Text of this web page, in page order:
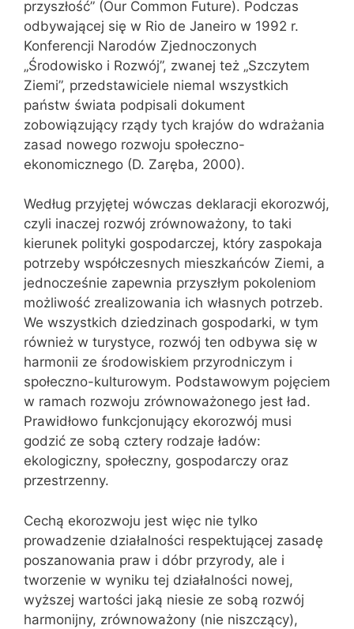
przyszłość” (Our Common Future). Podczas
odbywającej się w Rio de Janeiro w 1992 r.
Konferencji Narodów Zjednoczonych
„Środowisko i Rozwój”, zwanej też „Szczytem
Ziemi”, przedstawiciele niemal wszystkich
państw świata podpisali dokument
zobowiązujący rządy tych krajów do wdrażania
zasad nowego rozwoju społeczno-
ekonomicznego (D. Zaręba, 2000).
Według przyjętej wówczas deklaracji ekorozwój,
czyli inaczej rozwój zrównoważony, to taki
kierunek polityki gospodarczej, który zaspokaja
potrzeby współczesnych mieszkańców Ziemi, a
jednocześnie zapewnia przyszłym pokoleniom
możliwość zrealizowania ich własnych potrzeb.
We wszystkich dziedzinach gospodarki, w tym
również w turystyce, rozwój ten odbywa się w
harmonii ze środowiskiem przyrodniczym i
społeczno-kulturowym. Podstawowym pojęciem
w ramach rozwoju zrównoważonego jest ład.
Prawidłowo funkcjonujący ekorozwój musi
godzić ze sobą cztery rodzaje ładów:
ekologiczny, społeczny, gospodarczy oraz
przestrzenny.
Cechą ekorozwoju jest więc nie tylko
prowadzenie działalności respektującej zasadę
poszanowania praw i dóbr przyrody, ale i
tworzenie w wyniku tej działalności nowej,
wyższej wartości jaką niesie ze sobą rozwój
harmonijny, zrównoważony (nie niszczący),